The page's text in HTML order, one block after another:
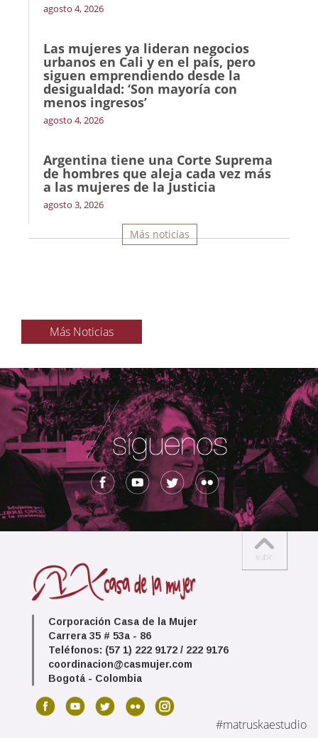
agosto 4, 2026
Las mujeres ya lideran negocios
urbanos en Cali y en el país, pero
siguen emprendiendo desde la
desigualdad: ‘Son mayoría con
menos ingresos’
agosto 4, 2026
Argentina tiene una Corte Suprema
de hombres que aleja cada vez más
a las mujeres de la Justicia
agosto 3, 2026
Más noticias
Más Noticias
Corporación Casa de la Mujer
Carrera 35 # 53a - 86
Teléfonos: (57 1) 222 9172 / 222 9176
coordinacion@casmujer.com
Bogotá - Colombia
#matruskaestudio